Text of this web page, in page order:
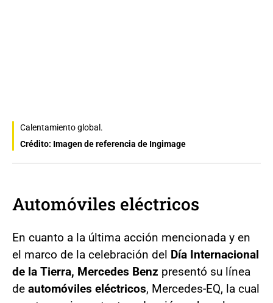
Calentamiento global.
Crédito: Imagen de referencia de Ingimage
Automóviles eléctricos
En cuanto a la última acción mencionada y en
el marco de la celebración del Día Internacional
de la Tierra, Mercedes Benz presentó su línea
de automóviles eléctricos, Mercedes-EQ, la cual